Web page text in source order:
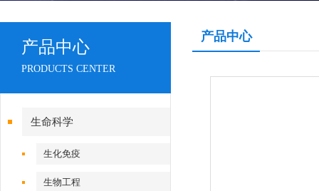
产品中心
PRODUCTS CENTER
生命科学
生化免疫
生物工程
产品中心